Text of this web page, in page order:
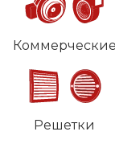
Решетки